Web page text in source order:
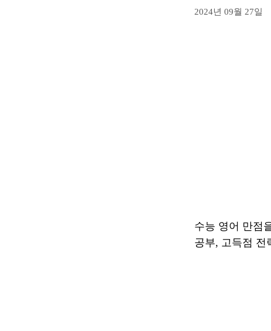
2024년 09월 27일
수능 영어 만점
공부, 고득점 전